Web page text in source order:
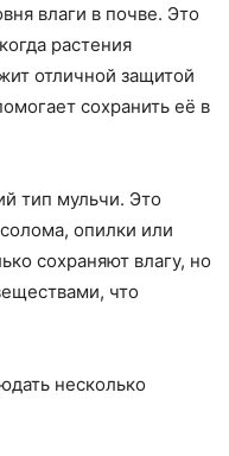
влаги в почве. Это
растения
отличной защитой
сохранить её в
тип мульчи. Это
опилки или
сохраняют влагу, но
что
несколько